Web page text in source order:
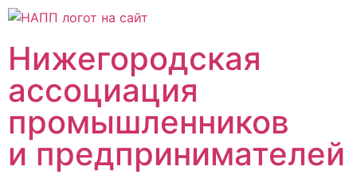
Нижегородская
ассоциация
промышленников
и предпринимателей